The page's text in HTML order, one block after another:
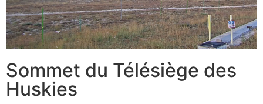
Sommet du Télésiège des
Huskies